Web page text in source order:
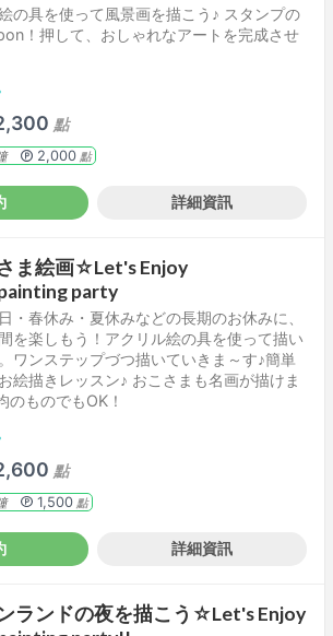
の具を使って風景画を描こう♪ スタンプの
！押して、おしゃれなアートを完成させ
點
2,000點
詳細資訊
ま絵画☆Let's Enjoy
party
・春休み・夏休みなどの長期のお休みに、
を楽しもう！アクリル絵の具を使って描い
ワンステップづつ描いていきま～す♪簡単
絵描きレッスン♪ おこさまも名画が描けま
のものでもOK！
點
1,500點
詳細資訊
ランドの夜を描こう☆Let's Enjoy